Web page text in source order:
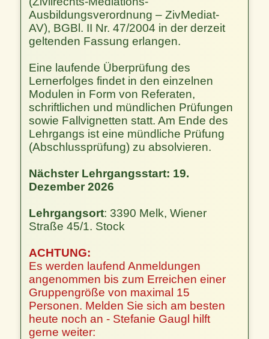
Ausbildungsverordnung – ZivMediat-
AV), BGBl. II Nr. 47/2004 in der derzeit
geltenden Fassung erlangen.
Eine laufende Überprüfung des
Lernerfolges findet in den einzelnen
Modulen in Form von Referaten,
schriftlichen und mündlichen Prüfungen
sowie Fallvignetten statt. Am Ende des
Lehrgangs ist eine mündliche Prüfung
(Abschlussprüfung) zu absolvieren.
Nächster Lehrgangsstart: 19.
Dezember 2026
Lehrgangsort: 3390 Melk, Wiener
Straße 45/1. Stock
ACHTUNG:
Es werden laufend Anmeldungen
angenommen bis zum Erreichen einer
Gruppengröße von maximal 15
Personen. Melden Sie sich am besten
heute noch an - Stefanie Gaugl hilft
gerne weiter: